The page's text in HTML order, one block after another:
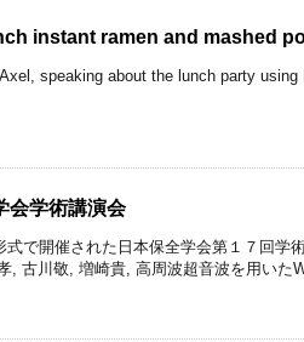
instant ramen and mashed
speaking about the lunch party
会学術講演会
式で開催された日本保全学会第１７回学
, 古川敬, 増崎貴, 高周波超音波を用いた